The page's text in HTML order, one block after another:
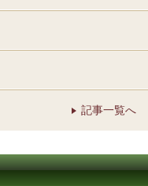
記事一覧へ